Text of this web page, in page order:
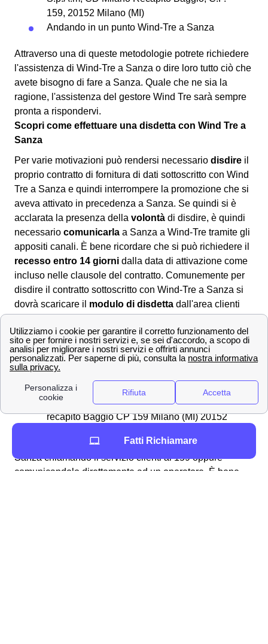
159, 20152 Milano (MI)
Andando in un punto Wind-Tre a Sanza
Attraverso una di queste metodologie potrete richiedere
l'assistenza di Wind-Tre a Sanza o dire loro tutto ciò che
avete bisogno di fare a Sanza. Quale che ne sia la
ragione, l'assistenza del gestore Wind Tre sarà sempre
pronta a rispondervi.
Scopri come effettuare una disdetta con Wind Tre a
Sanza
Per varie motivazioni può rendersi necessario disdire il
proprio contratto di fornitura di dati sottoscritto con Wind
Tre a Sanza e quindi interrompere la promozione che si
aveva attivato in precedenza a Sanza. Se quindi si è
acclarata la presenza della volontà di disdire, è quindi
necessario comunicarla a Sanza a Wind-Tre tramite gli
appositi canali. È bene ricordare che si può richiedere il
recesso entro 14 giorni dalla data di attivazione come
incluso nelle clausole del contratto. Comunemente per
disdire il contratto sottoscritto con Wind-Tre a Sanza si
dovrà scaricare il modulo di disdetta dall'area clienti
Una volta compilatolo si potrà:
📧 Inviarlo via PEC all'indirizzo apposito:
[email protected]
✉Spedirlo con una raccomandata A/R
indirizzata a WIND Tre S.p.A. CD MILANO
recapito Baggio CP 159 Milano (MI) 20152
In alternativa, è anche possibile disdire con WindTre a
Sanza chiamando il servizio clienti al 159 oppure
comunicandolo direttamente ad un operatore. È bene
Fatti Richiamare